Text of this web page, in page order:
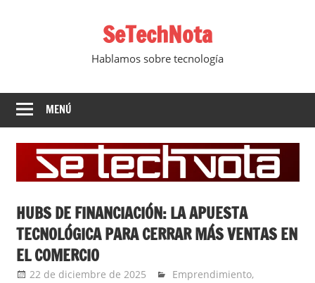
SeTechNota
Hablamos sobre tecnología
MENÚ
HUBS DE FINANCIACIÓN: LA APUESTA
TECNOLÓGICA PARA CERRAR MÁS VENTAS EN
EL COMERCIO
22 de diciembre de 2025 Ernesto Herrera
Emprendimiento,